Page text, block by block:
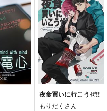
夜食買いに行こうぜ!!
もりだくさん